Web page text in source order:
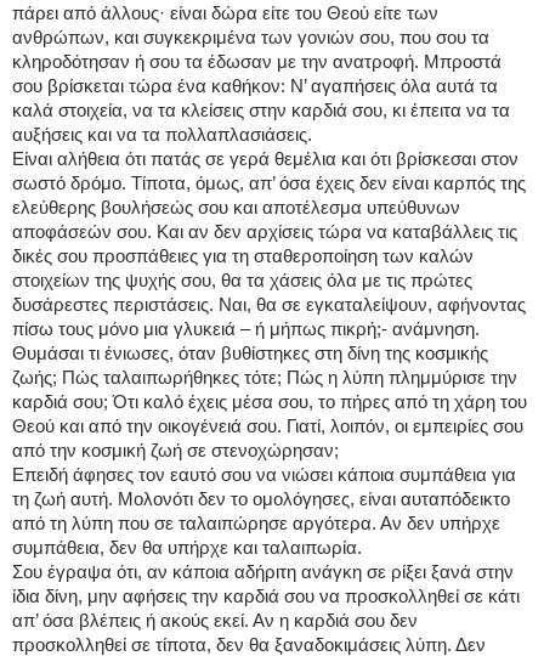
πάρει από άλλους· είναι δώρα είτε του Θεού είτε των
ανθρώπων, και συγκεκριμένα των γονιών σου, που σου τα
κληροδότησαν ή σου τα έδωσαν με την ανατροφή. Μπροστά
σου βρίσκεται τώρα ένα καθήκον: Ν’ αγαπήσεις όλα αυτά τα
καλά στοιχεία, να τα κλείσεις στην καρδιά σου, κι έπειτα να τα
αυξήσεις και να τα πολλαπλασιάσεις.
Είναι αλήθεια ότι πατάς σε γερά θεμέλια και ότι βρίσκεσαι στον
σωστό δρόμο. Τίποτα, όμως, απ’ όσα έχεις δεν είναι καρπός της
ελεύθερης βουλήσεώς σου και αποτέλεσμα υπεύθυνων
αποφάσεών σου. Και αν δεν αρχίσεις τώρα να καταβάλλεις τις
δικές σου προσπάθειες για τη σταθεροποίηση των καλών
στοιχείων της ψυχής σου, θα τα χάσεις όλα με τις πρώτες
δυσάρεστες περιστάσεις. Ναι, θα σε εγκαταλείψουν, αφήνοντας
πίσω τους μόνο μια γλυκειά – ή μήπως πικρή;- ανάμνηση.
Θυμάσαι τι ένιωσες, όταν βυθίστηκες στη δίνη της κοσμικής
ζωής; Πώς ταλαιπωρήθηκες τότε; Πώς η λύπη πλημμύρισε την
καρδιά σου; Ότι καλό έχεις μέσα σου, το πήρες από τη χάρη του
Θεού και από την οικογένειά σου. Γιατί, λοιπόν, οι εμπειρίες σου
από την κοσμική ζωή σε στενοχώρησαν;
Επειδή άφησες τον εαυτό σου να νιώσει κάποια συμπάθεια για
τη ζωή αυτή. Μολονότι δεν το ομολόγησες, είναι αυταπόδεικτο
από τη λύπη που σε ταλαιπώρησε αργότερα. Αν δεν υπήρχε
συμπάθεια, δεν θα υπήρχε και ταλαιπωρία.
Σου έγραψα ότι, αν κάποια αδήριτη ανάγκη σε ρίξει ξανά στην
ίδια δίνη, μην αφήσεις την καρδιά σου να προσκολληθεί σε κάτι
απ’ όσα βλέπεις ή ακούς εκεί. Αν η καρδιά σου δεν
προσκολληθεί σε τίποτα, δεν θα ξαναδοκιμάσεις λύπη. Δεν